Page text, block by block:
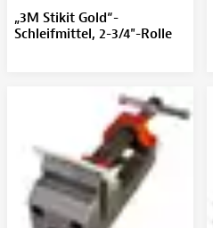
„3M Stikit Gold“-
Schleifmittel, 2-3/4"-Rolle